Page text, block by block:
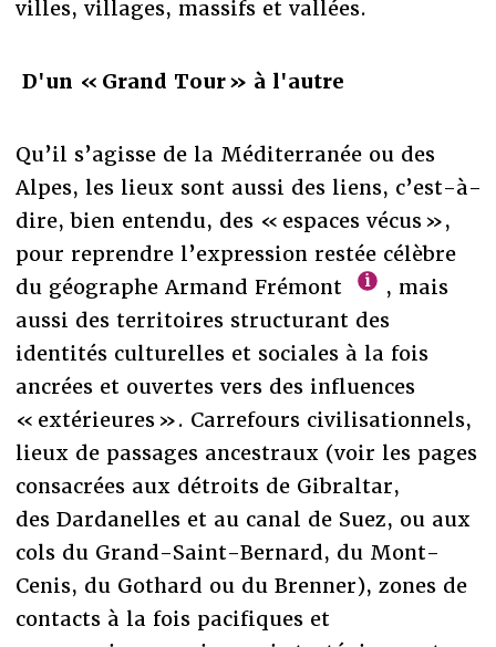
villes, villages, massifs et vallées.
D'un « Grand Tour » à l'autre
Qu’il s’agisse de la Méditerranée ou des
Alpes, les lieux sont aussi des liens, c’est-à-
dire, bien entendu, des « espaces vécus »,
pour reprendre l’expression restée célèbre
du géographe Armand Frémont
, mais
aussi des territoires structurant des
identités culturelles et sociales à la fois
ancrées et ouvertes vers des influences
« extérieures ». Carrefours civilisationnels,
lieux de passages ancestraux (voir les pages
consacrées aux détroits de Gibraltar,
des Dardanelles et au canal de Suez, ou aux
cols du Grand-Saint-Bernard, du Mont-
Cenis, du Gothard ou du Brenner), zones de
contacts à la fois pacifiques et